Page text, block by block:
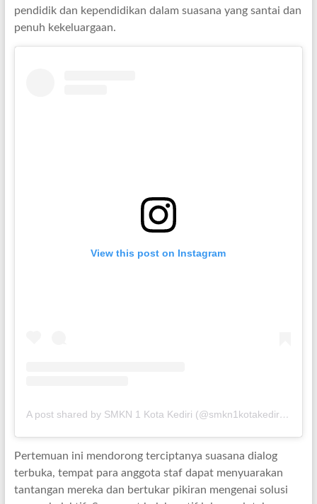
pendidik dan kependidikan dalam suasana yang santai dan
penuh kekeluargaan.
View this post on Instagram
A post shared by SMKN 1 Kota Kediri (@smkn1kotakediri.official)
Pertemuan ini mendorong terciptanya suasana dialog
terbuka, tempat para anggota staf dapat menyuarakan
tantangan mereka dan bertukar pikiran mengenai solusi